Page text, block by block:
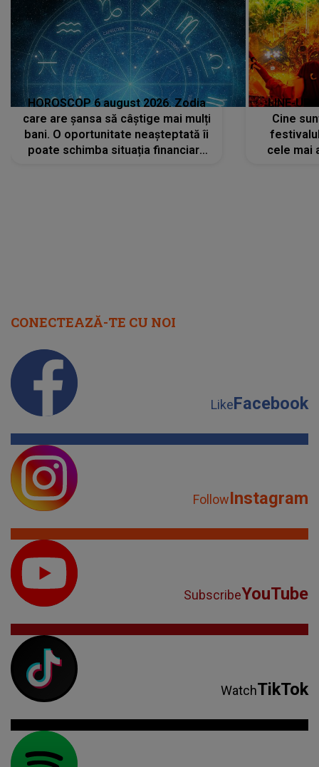
HOROSCOP 6 august 2026. Zodia
care are șansa să câștige mai mulți
bani. O oportunitate neașteptată îi
poate schimba situația financiară
LINE-UP
Cine
cele mai
CONECTEAZĂ-TE CU NOI
LikeFacebook
FollowInstagram
SubscribeYouTube
WatchTikTok